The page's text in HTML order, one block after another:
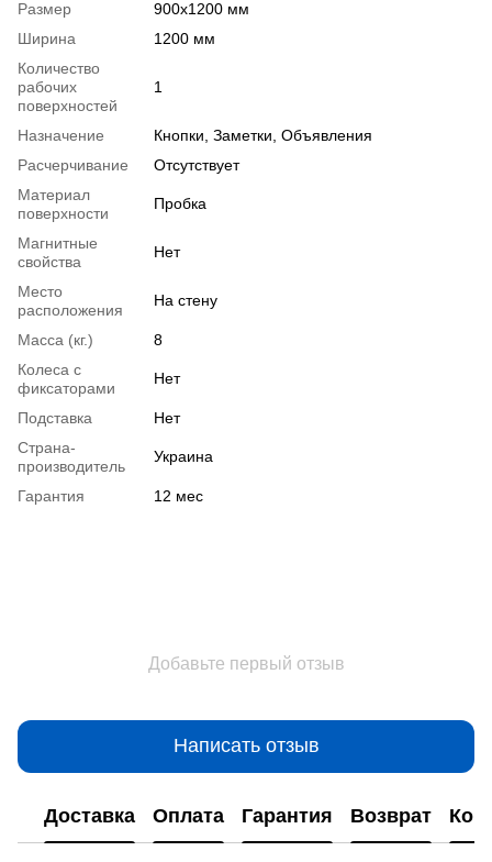
Размер
900х1200 мм
Ширина
1200 мм
Количество
рабочих
поверхностей
1
Назначение
Кнопки, Заметки, Объявления
Расчерчивание
Отсутствует
Материал
поверхности
Пробка
Магнитные
свойства
Нет
Место
расположения
На стену
Масса (кг.)
8
Колеса с
фиксаторами
Нет
Подставка
Нет
Страна-
производитель
Украина
Гарантия 12 мес
Добавьте первый отзыв
Написать отзыв
Доставка Оплата Гарантия Возврат